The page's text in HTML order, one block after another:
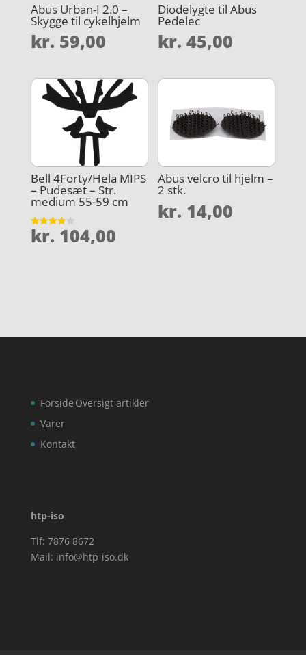
Abus Urban-I 2.0 –
Skygge til cykelhjelm
kr. 59,00
Diodelygte til Abus
Pedelec
kr. 45,00
Bell 4Forty/Hela MIPS
– Pudesæt – Str.
medium 55-59 cm
Vurderet
3.9
kr. 104,00
Abus velcro til hjelm –
2 stk.
kr. 14,00
Forside
Varer
Kontakt
Oversigt artikler
htp-iso
Tlf: 7876 8672
Mail: info@htp-iso.dk